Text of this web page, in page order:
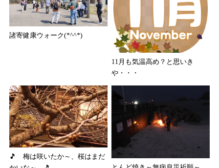
諸寄健康ウォーク(*^^*)
11月も気温高め？と思いき
や・・・
🎵 梅は咲いたか～、桜はまだ